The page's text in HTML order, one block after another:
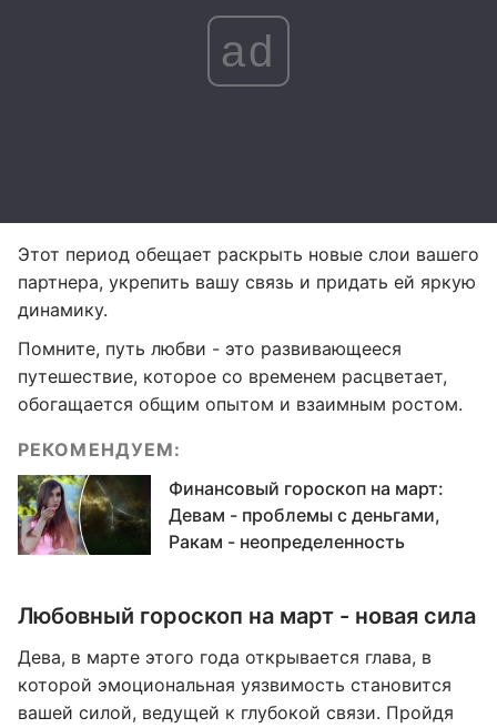
ad
Этот период обещает раскрыть новые слои вашего
партнера, укрепить вашу связь и придать ей яркую
динамику.
Помните, путь любви - это развивающееся
путешествие, которое со временем расцветает,
обогащается общим опытом и взаимным ростом.
РЕКОМЕНДУЕМ:
Финансовый гороскоп на март:
Девам - проблемы с деньгами,
Ракам - неопределенность
Любовный гороскоп на март - новая сила
Дева, в марте этого года открывается глава, в
которой эмоциональная уязвимость становится
вашей силой, ведущей к глубокой связи. Пройдя